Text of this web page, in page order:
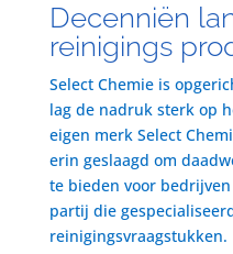
Decenniën
reinigings
Select Chemie is
lag de nadruk sterk op
eigen merk Select
erin geslaagd om
te bieden voor
partij die
reinigingsvraagstukken.